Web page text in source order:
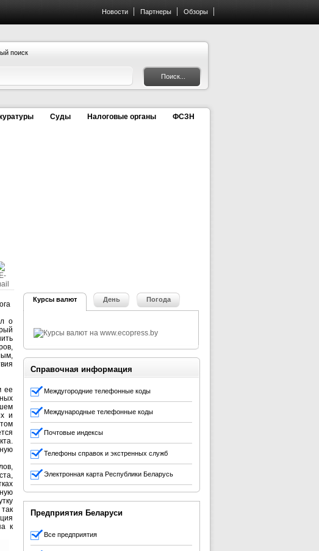
Новости Партнеры Обзоры
поиск
Суды Налоговые органы ФСЗН
о
ее
и
к
Курсы валют День Погода
Справочная информация
Междугородние телефонные коды
Международные телефонные коды
Почтовые индексы
Телефоны справок и экстренных служб
Электронная карта Республики Беларусь
Предприятия Беларуси
Все предприятия